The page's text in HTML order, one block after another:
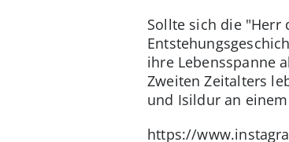
Sollte sich die "Herr
ihre Lebensspanne
Zweiten Zeitalters
und Isildur an
https://